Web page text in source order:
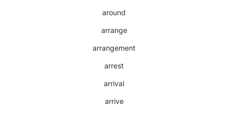
around
arrange
arrangement
arrest
arrival
arrive